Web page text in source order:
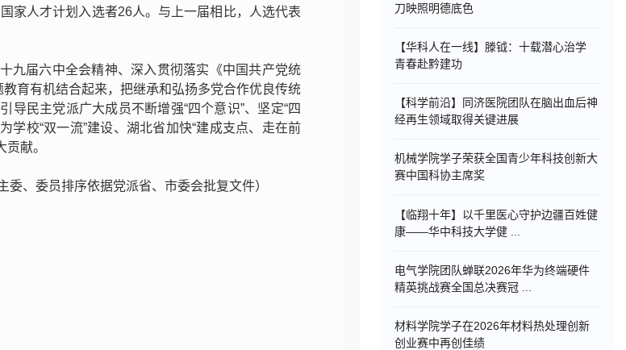
家人才计划入选者26人。与上一届相比，人选代表
九届六中全会精神、深入贯彻落实《中国共产党统
育有机结合起来，把继承和弘扬多党合作优良传统
民主党派广大成员不断增强“四个意识”、坚定“四
学校“双一流”建设、湖北省加快“建成支点、走在前
献。
、委员排序依据党派省、市委会批复文件）
刀映照明德底色
【华科人在一线】滕钺：十载潜心治学
青春赴黔建功
【科学前沿】同济医院团队在脑出血后神
经再生领域取得关键进展
机械学院学子荣获全国青少年科技创新大
赛中国科协主席奖
【临翔十年】以千里医心守护边疆百姓健
康——华中科技大学健 ...
电气学院团队蝉联2026年华为终端硬件
精英挑战赛全国总决赛冠 ...
材料学院学子在2026年材料热处理创新
创业赛中再创佳绩